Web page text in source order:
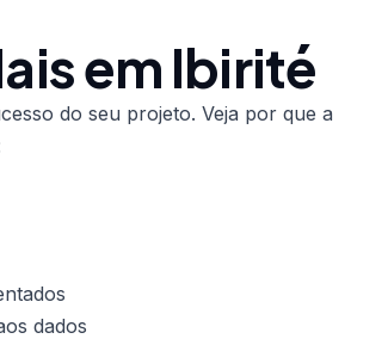
em Ibirité
do seu projeto. Veja por que a
dados